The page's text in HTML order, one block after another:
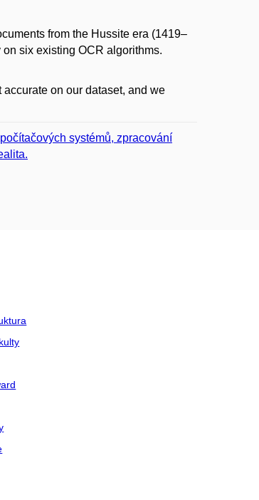
from the Hussite era (1419–
six existing OCR algorithms.
on our dataset, and we
systémů, zpracování